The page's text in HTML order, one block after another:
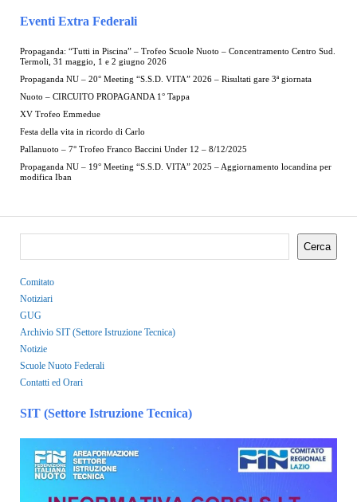
Eventi Extra Federali
Propaganda: “Tutti in Piscina” – Trofeo Scuole Nuoto – Concentramento Centro Sud.
Termoli, 31 maggio, 1 e 2 giugno 2026
Propaganda NU – 20° Meeting “S.S.D. VITA” 2026 – Risultati gare 3ª giornata
Nuoto – CIRCUITO PROPAGANDA 1° Tappa
XV Trofeo Emmedue
Festa della vita in ricordo di Carlo
Pallanuoto – 7° Trofeo Franco Baccini Under 12 – 8/12/2025
Propaganda NU – 19° Meeting “S.S.D. VITA” 2025 – Aggiornamento locandina per
modifica Iban
Cerca
Comitato
Notiziari
GUG
Archivio SIT (Settore Istruzione Tecnica)
Notizie
Scuole Nuoto Federali
Contatti ed Orari
SIT (Settore Istruzione Tecnica)